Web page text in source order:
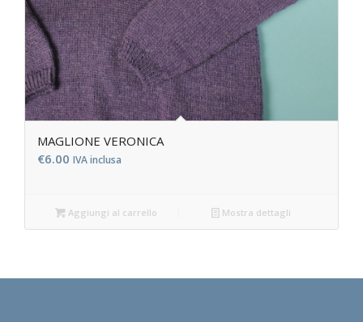
MAGLIONE VERONICA
€6.00 IVA inclusa
Aggiungi al carrello Mostra dettagli